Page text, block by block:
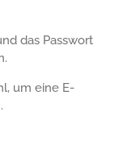
das Passwort
um eine E-